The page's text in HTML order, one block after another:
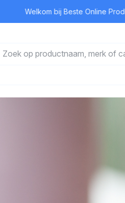
Welkom bij Beste Online Product: